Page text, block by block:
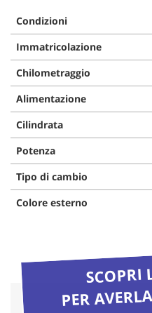
Condizioni
Immatricolazione
Chilometraggio
Alimentazione
Cilindrata
Potenza
Tipo di cambio
Colore esterno
SCOPRI
PER
strumenti
di
tracciamento
si
rimanda
alla
cookie
policy.
Puoi
rivedere
e
modificare
tue
momento.